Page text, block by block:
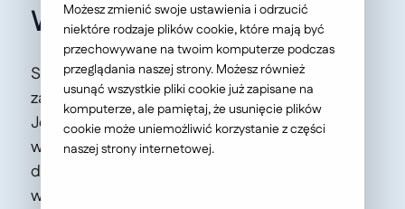
WMS?
System Zarządzania Magazynem pomaga
zarządzać i organizować pracę w magazynie.
Jest to oprogramowanie, które ma za zadanie
wesprzeć firmę w zarządzaniu łańcuchem
dostaw, uzupełnianiu zapasów, ich kontroli,
wysyłce oraz w zarządzaniu produktami.
Możesz zmienić swoje ustawienia i odrzucić
niektóre rodzaje plików cookie, które mają być
przechowywane na twoim komputerze podczas
przeglądania naszej strony. Możesz również
usunąć wszystkie pliki cookie już zapisane na
komputerze, ale pamiętaj, że usunięcie plików
cookie może uniemożliwić korzystanie z części
naszej strony internetowej.